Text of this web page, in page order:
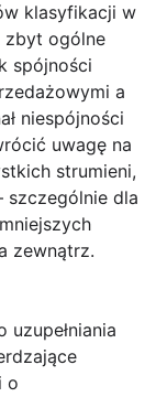
klasyfikacji w
zbyt ogólne
spójności
a
niespójności
uwagę na
strumieni,
szczególnie dla
zewnątrz.
uzupełniania
o